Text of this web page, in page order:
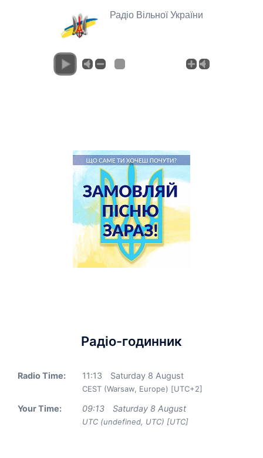
Радіо Вільної України
Радіо-годинник
Radio Time: 11:13 Saturday 8 August
CEST (Warsaw, Europe) [UTC+2]
Your Time: 09:13 Saturday 8 August
UTC (undefined, UTC) [UTC]